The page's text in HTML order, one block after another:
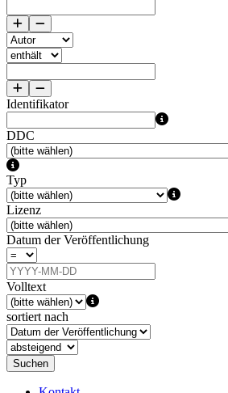
Identifikator
DDC
Typ
Lizenz
Datum der Veröffentlichung
Volltext
sortiert nach
Suchen